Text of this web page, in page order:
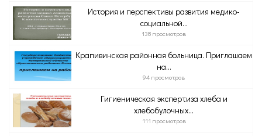
История и перспективы развития медико-
социальной...
138 просмотров
Крапивинская районная больница. Приглашаем
на...
94 просмотров
Гигиеническая экспертиза хлеба и
хлебобулочных...
111 просмотров